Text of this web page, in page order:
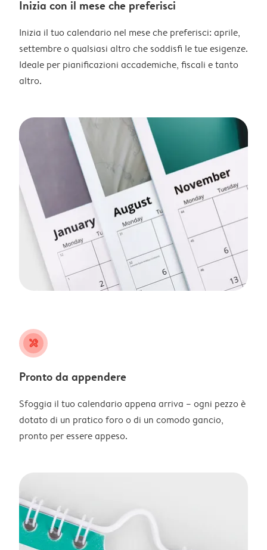
Inizia con il mese che preferisci
Inizia il tuo calendario nel mese che preferisci: aprile,
settembre o qualsiasi altro che soddisfi le tue esigenze.
Ideale per pianificazioni accademiche, fiscali e tanto
altro.
tools
Pronto da appendere
Sfoggia il tuo calendario appena arriva – ogni pezzo è
dotato di un pratico foro o di un comodo gancio,
pronto per essere appeso.